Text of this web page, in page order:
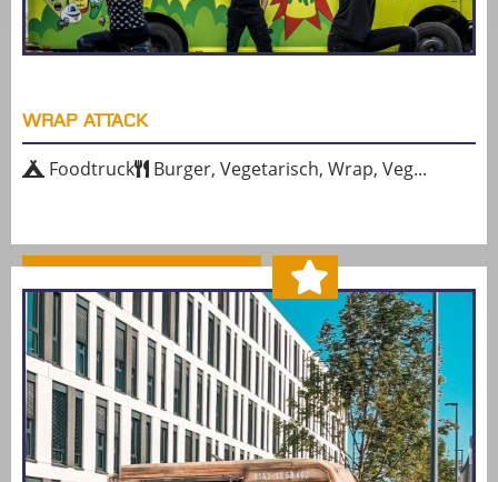
WRAP ATTACK
Foodtruck Burger, Vegetarisch, Wrap, Veg...
MEHR ERFAHREN